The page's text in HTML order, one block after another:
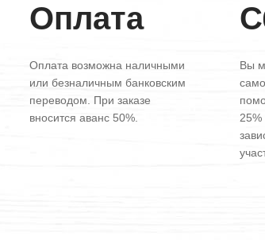
Оплата
Оплата возможна наличными
или безналичным банковским
переводом. При заказе
вносится аванс 50%.
Вы
25%